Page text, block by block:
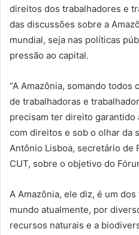
direitos dos trabalhadores e
das discussões sobre a
mundial, seja nas políticas
pressão ao capital.
“A Amazônia, somando
de trabalhadoras e
precisam ter direito garantido
com direitos e sob o olhar da
Antônio Lisboa, secretário de
CUT, sobre o objetivo do
A Amazônia, ele diz, é um
mundo atualmente, por
recursos naturais e a